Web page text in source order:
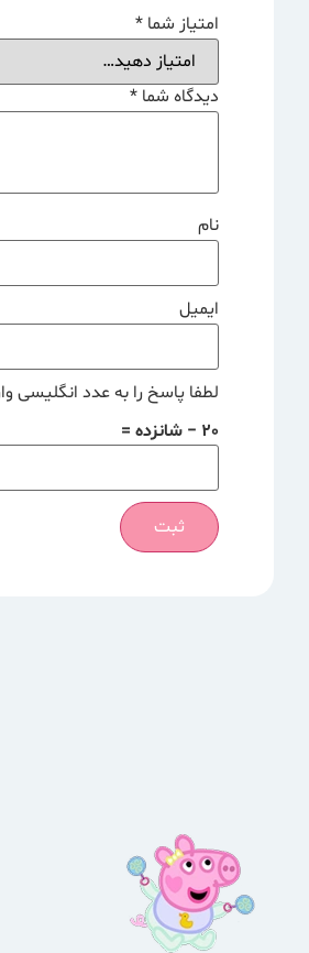
امتیاز شما *
دیدگاه شما *
نام
ایمیل
لطفا پاسخ را به عدد انگلیسی
20 − شانزده =